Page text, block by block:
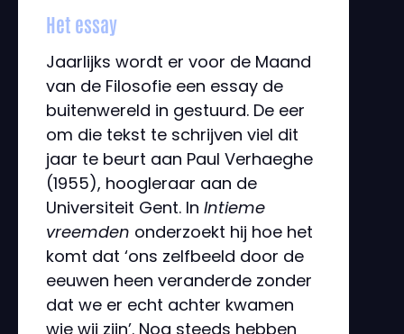
Het essay
Jaarlijks wordt er voor de Maand
van de Filosofie een essay de
buitenwereld in gestuurd. De eer
om die tekst te schrijven viel dit
jaar te beurt aan Paul Verhaeghe
(1955), hoogleraar aan de
Universiteit Gent. In Intieme
vreemden onderzoekt hij hoe het
komt dat ‘ons zelfbeeld door de
eeuwen heen veranderde zonder
dat we er echt achter kwamen
wie wij zijn’. Nog steeds hebben